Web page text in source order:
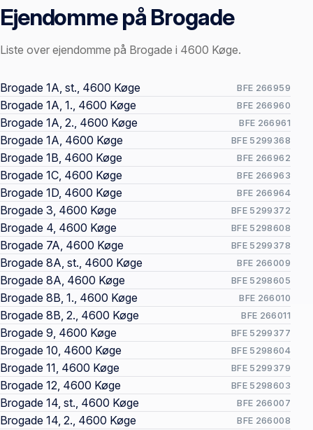
Ejendomme på Brogade
Liste over ejendomme på Brogade i 4600 Køge.
Offentlige ejendomssider
Brogade 1A, st., 4600 Køge BFE 266959
Brogade 1A, 1., 4600 Køge BFE 266960
Brogade 1A, 2., 4600 Køge BFE 266961
Brogade 1A, 4600 Køge BFE 5299368
Brogade 1B, 4600 Køge BFE 266962
Brogade 1C, 4600 Køge BFE 266963
Brogade 1D, 4600 Køge BFE 266964
Brogade 3, 4600 Køge BFE 5299372
Brogade 4, 4600 Køge BFE 5298608
Brogade 7A, 4600 Køge BFE 5299378
Brogade 8A, st., 4600 Køge BFE 266009
Brogade 8A, 4600 Køge BFE 5298605
Brogade 8B, 1., 4600 Køge BFE 266010
Brogade 8B, 2., 4600 Køge BFE 266011
Brogade 9, 4600 Køge BFE 5299377
Brogade 10, 4600 Køge BFE 5298604
Brogade 11, 4600 Køge BFE 5299379
Brogade 12, 4600 Køge BFE 5298603
Brogade 14, st., 4600 Køge BFE 266007
Brogade 14, 2., 4600 Køge BFE 266008